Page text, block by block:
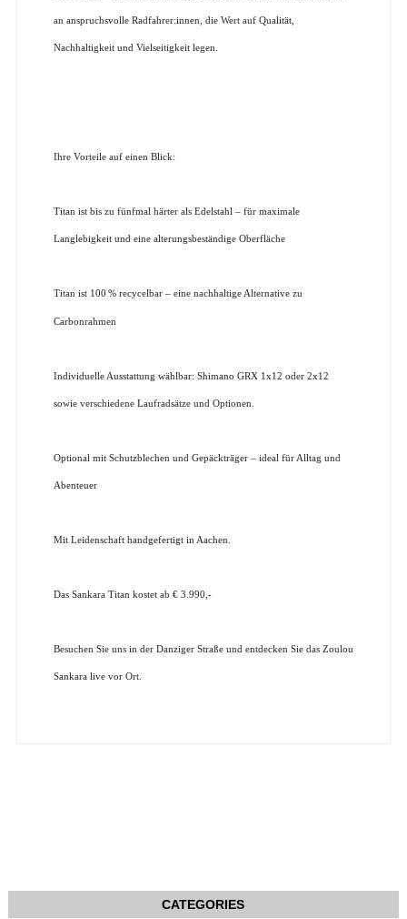
an anspruchsvolle Radfahrer:innen, die Wert auf Qualität,
Nachhaltigkeit und Vielseitigkeit legen.
Ihre Vorteile auf einen Blick:
Titan ist bis zu fünfmal härter als Edelstahl – für maximale
Langlebigkeit und eine alterungsbeständige Oberfläche
Titan ist 100 % recycelbar – eine nachhaltige Alternative zu
Carbonrahmen
Individuelle Ausstattung wählbar: Shimano GRX 1x12 oder 2x12
sowie verschiedene Laufradsätze und Optionen.
Optional mit Schutzblechen und Gepäckträger – ideal für Alltag und
Abenteuer
Mit Leidenschaft handgefertigt in Aachen.
Das Sankara Titan kostet ab € 3.990,-
Besuchen Sie uns in der Danziger Straße und entdecken Sie das Zoulou
Sankara live vor Ort.